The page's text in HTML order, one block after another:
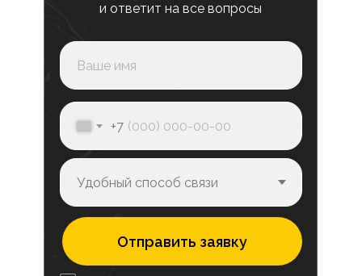
и ответит на все вопросы
+7
Отправить заявку